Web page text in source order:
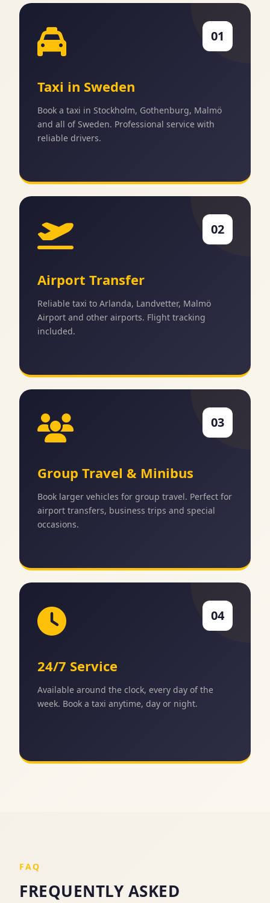
01
Taxi in Sweden
Book a taxi in Stockholm, Gothenburg, Malmö
and all of Sweden. Professional service with
reliable drivers.
02
Airport Transfer
Reliable taxi to Arlanda, Landvetter, Malmö
Airport and other airports. Flight tracking
included.
03
Group Travel & Minibus
Book larger vehicles for group travel. Perfect for
airport transfers, business trips and special
occasions.
04
24/7 Service
Available around the clock, every day of the
week. Book a taxi anytime, day or night.
FAQ
FREQUENTLY ASKED